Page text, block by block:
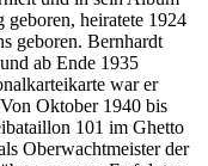
heiratete 1924
geboren. Bernhardt
ab Ende 1935
war er
Oktober 1940 bis
101 im Ghetto
Oberwachtmeister der